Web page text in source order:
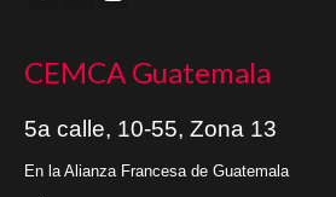
CEMCA Guatemala
5a calle, 10-55, Zona 13
En la Alianza Francesa de Guatemala